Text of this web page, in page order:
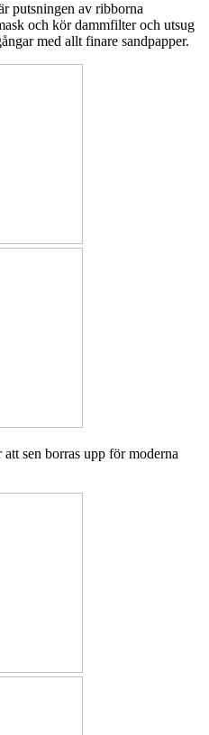
putsningen av ribborna
och kör dammfilter och utsug
med allt finare sandpapper.
sen borras upp för moderna